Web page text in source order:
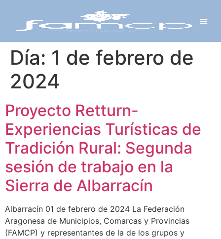
Día: 1 de febrero de
2024
Proyecto Retturn-
Experiencias Turísticas de
Tradición Rural: Segunda
sesión de trabajo en la
Sierra de Albarracín
Albarracín 01 de febrero de 2024 La Federación
Aragonesa de Municipios, Comarcas y Provincias
(FAMCP) y representantes de la de los grupos y